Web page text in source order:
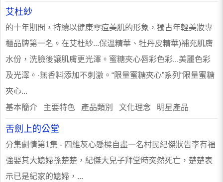
艾杜紗
的十年期間，持續以健康零痘美肌的形象，獨占年輕美妝專
櫃品牌第一名。在艾杜紗...保溫精華、牡丹皮精華)補充肌膚
水份，洗臉後讓肌膚更光澤。蜜糖夾心唇彩色彩...美麗色彩
及光澤。·無香料添加不刺激。“限量蜜糖夾心”系列“限量蜜糖
夾心...
基本簡介 主要特色 產品類別 文化理念 明星產品
舌劍上的公堂
分集劇情第1集 - 四維灰心懸樑自盡一名村民紀傑狀告李有福
強娶其大媳婦孫楚楚，紀傑大兒子拜堂時突然死亡，楚楚表
示已是紀家的媳婦，...